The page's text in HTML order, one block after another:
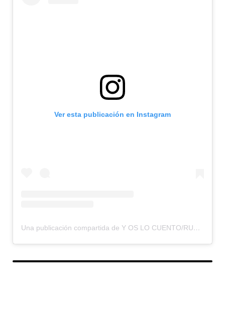
Ver esta publicación en Instagram
Una publicación compartida de Y OS LO CUENTO/RUMBOS OLVIDADOS (@yoslocuento)